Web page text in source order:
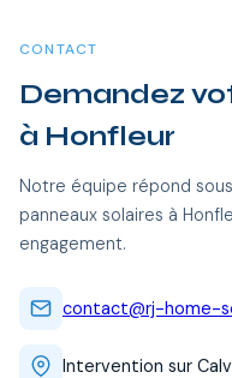
CONTACT
Demandez
à Honfleur
Notre équipe répond
panneaux solaires à
engagement.
contact@rj-home-
Intervention sur